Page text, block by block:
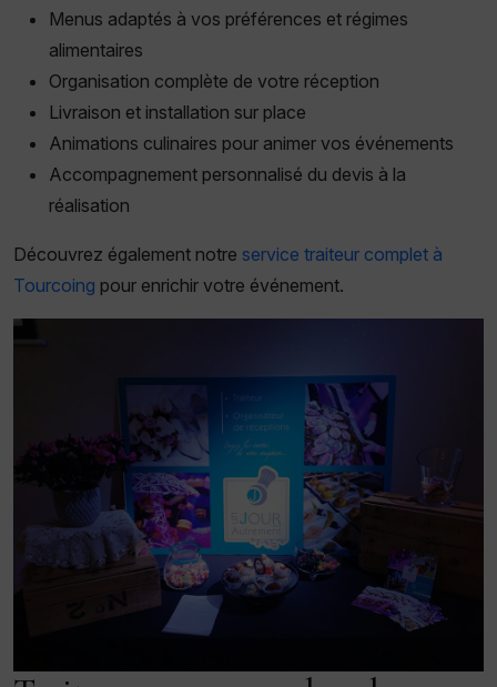
Menus adaptés à vos préférences et régimes
alimentaires
Organisation complète de votre réception
Livraison et installation sur place
Animations culinaires pour animer vos événements
Accompagnement personnalisé du devis à la
réalisation
Découvrez également notre service traiteur complet à
Tourcoing pour enrichir votre événement.